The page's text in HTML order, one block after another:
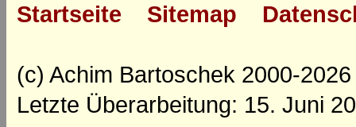
Startseite Sitemap
(c) Achim Bartoschek 2000-2026
Letzte Überarbeitung: 15. Juni